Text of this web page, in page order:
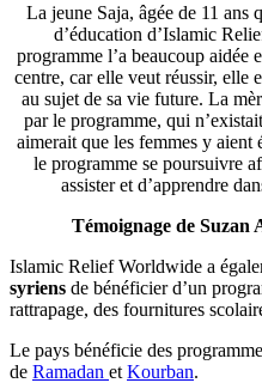
La jeune Saja, âgée de 11 ans
d’éducation d’Islamic
programme l’a beaucoup aidée
centre, car elle veut réussir, elle
au sujet de sa vie future. La
par le programme, qui
aimerait que les femmes y
le programme se poursuivre
assister et d’apprendre
Témoignage de Suzan
Islamic Relief Worldwide a
syriens de bénéficier d’un
rattrapage, des fournitures
Le pays bénéficie des
de Ramadan et Kourban.